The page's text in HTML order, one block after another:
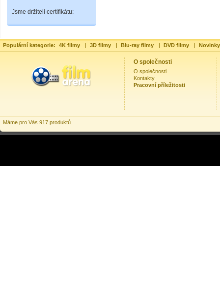
Jsme držiteli certifikátu:
Populární kategorie: 4K filmy | 3D filmy | Blu-ray filmy | DVD filmy |
O společnosti
O společnosti
Kontakty
Pracovní příležitosti
Máme pro Vás 917 produktů.